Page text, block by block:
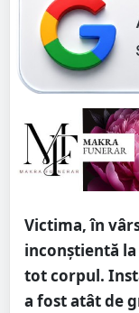
Victima, în
inconștientă
tot corpul.
a fost atât de